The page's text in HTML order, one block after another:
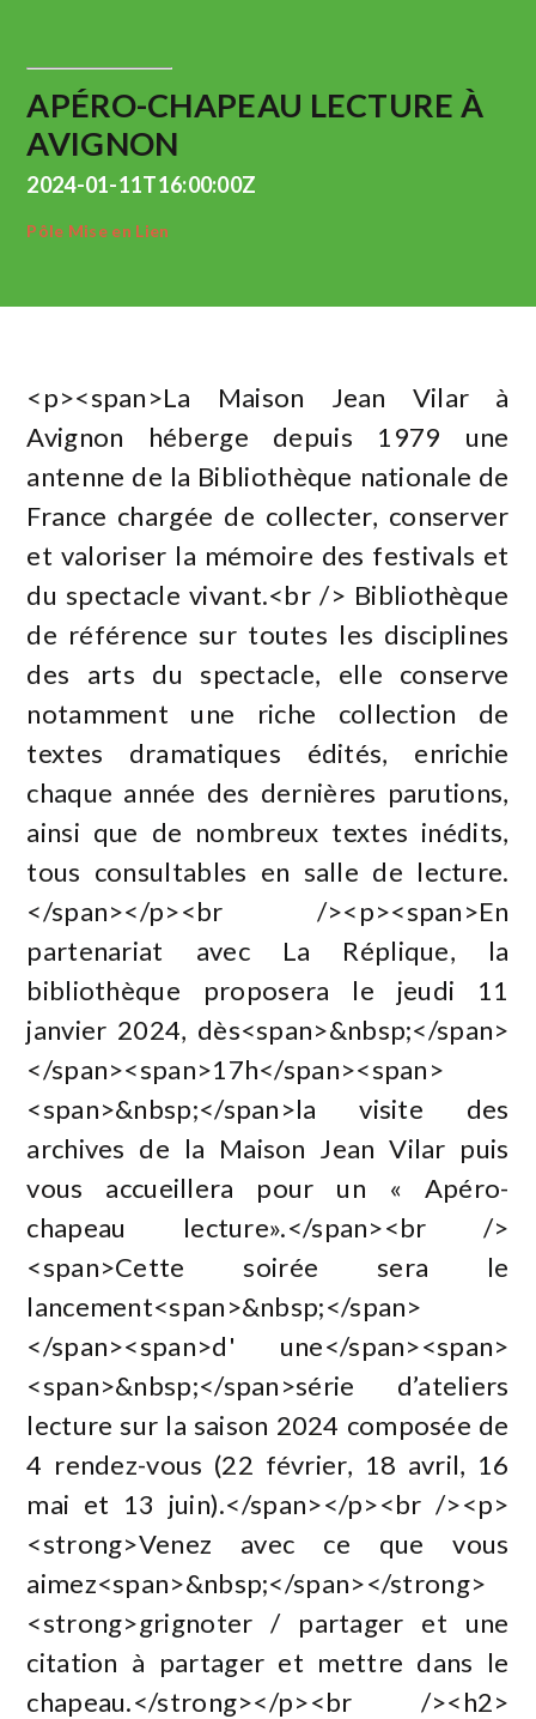
APÉRO-CHAPEAU LECTURE À
AVIGNON
2024-01-11T16:00:00Z
Pôle Mise en Lien
<p><span>La Maison Jean Vilar à
Avignon héberge depuis 1979 une
antenne de la Bibliothèque nationale de
France chargée de collecter, conserver
et valoriser la mémoire des festivals et
du spectacle vivant.<br /> Bibliothèque
de référence sur toutes les disciplines
des arts du spectacle, elle conserve
notamment une riche collection de
textes dramatiques édités, enrichie
chaque année des dernières parutions,
ainsi que de nombreux textes inédits,
tous consultables en salle de lecture.
</span></p><br /><p><span>En
partenariat avec La Réplique, la
bibliothèque proposera le jeudi 11
janvier 2024, dès<span>&nbsp;</span>
</span><span>17h</span><span>
<span>&nbsp;</span>la visite des
archives de la Maison Jean Vilar puis
vous accueillera pour un « Apéro-
chapeau lecture».</span><br />
<span>Cette soirée sera le
lancement<span>&nbsp;</span>
</span><span>d' une</span><span>
<span>&nbsp;</span>série d’ateliers
lecture sur la saison 2024 composée de
4 rendez-vous (22 février, 18 avril, 16
mai et 13 juin).</span></p><br /><p>
<strong>Venez avec ce que vous
aimez<span>&nbsp;</span></strong>
<strong>grignoter / partager et une
citation à partager et mettre dans le
chapeau.</strong></p><br /><h2>